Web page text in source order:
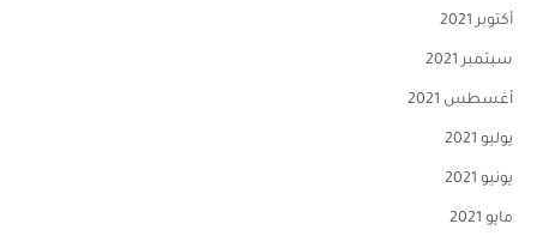
أكتوبر 2021
سبتمبر 2021
أغسطس 2021
يوليو 2021
يونيو 2021
مايو 2021